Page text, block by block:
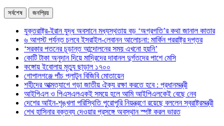
সর্বশেষ জনপ্রিয়
যুক্তরাষ্ট্র-ইরান যুদ্ধ অবসানে মধ্যস্থতায় বড় ‘অগ্রগতি’র কথা জানাল কাতার
৬ আগস্ট পর্যন্ত চলবে ইসরাইল-লেবানন আলোচনা: মার্কিন পররাষ্ট্র দপ্তর
‘সরকার পতনের চূড়ান্ত আন্দোলনের সময় এখনো হয়নি’
কোটি টাকা অনুদান দিয়ে মাদ্রিদের দাবানল দুর্গতদের পাশে মেসি
কঙ্গোয় ইবোলায় মৃত্যু ছাড়াল ১৭০০
গোপালগঞ্জে পাঁচ প্লাটুন বিজিবি মোতায়েন
শহীদের আত্মত্যাগে গড়া জাতীয় ঐক্য রক্ষা করতে হবে : প্রধানমন্ত্রী
আইপিএল ও পিএসএলএকই সময়ে হলে আমি আইপিএলকেই বেছে নেব
দেশের আইন-শৃঙ্খলা পরিস্থিতি পুরোপুরি নিয়ন্ত্রণে রয়েছে বললেন স্বরাষ্ট্রমন্ত্রী
শেখ হাসিনার বক্তব্য দেওয়ার প্রসঙ্গে অবস্থান স্পষ্ট করল ভারত